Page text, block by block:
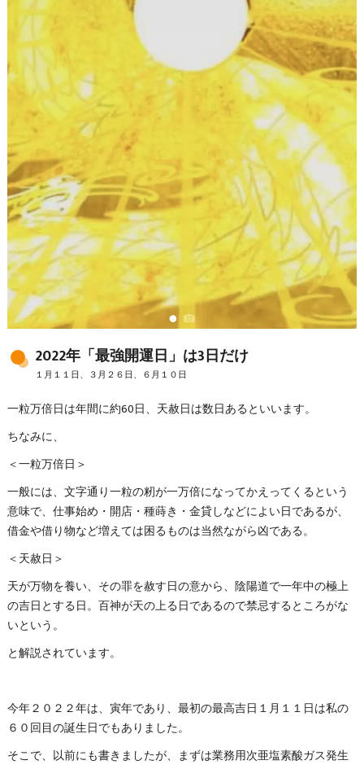
2022年「最強開運日」は3日だけ
１月１１日、３月２６日、６月１０日
一粒万倍日は年間に約60日、天赦日は数日あるといいます。
ちなみに、
＜一粒万倍日＞
一般には、文字通り一粒の籾が一万倍になってかえってくるという
意味で、仕事始め・開店・種蒔き・金貸しなどによい日であるが、
借金や借り物など増えては困るものは当然ながら凶である。
＜天赦日＞
天が万物を養い、その罪を赦す日の意から、陰陽道で一年中の極上
の吉日とする日。百神が天の上る日であるので禁忌するところがな
いという。
と解説されています。
今年２０２２年は、寅年であり、最初の最高吉日１月１１日は私の
６０回目の誕生日でもありました。
そこで、以前にも書きましたが、まずは業務用次亜塩素酸ガス発生